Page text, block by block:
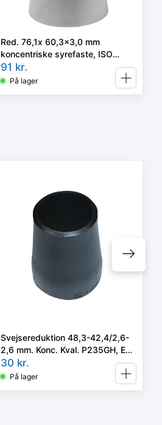
Red. 76,1x 60,3x3,0 mm
koncentriske syrefaste, ISO
4404
91 kr.
På lager
Svejsereduktion 48,3-42,4/2,6-
2,6 mm. Konc. Kval. P235GH, EN
10253-2/rk2 type B
30 kr.
På lager